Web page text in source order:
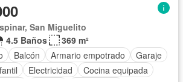
San Miguelito
4.5 Baños
369 m²
Balcón Armario empotrado
Garaje
Electricidad
Cocina equipada